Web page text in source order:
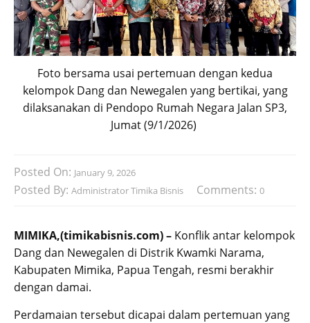
Foto bersama usai pertemuan dengan kedua
kelompok Dang dan Newegalen yang bertikai, yang
dilaksanakan di Pendopo Rumah Negara Jalan SP3,
Jumat (9/1/2026)
Posted On: January 9, 2026
Posted By: Administrator Timika Bisnis Comments: 0
MIMIKA,(timikabisnis.com) – Konflik antar kelompok
Dang dan Newegalen di Distrik Kwamki Narama,
Kabupaten Mimika, Papua Tengah, resmi berakhir
dengan damai.
Perdamaian tersebut dicapai dalam pertemuan yang